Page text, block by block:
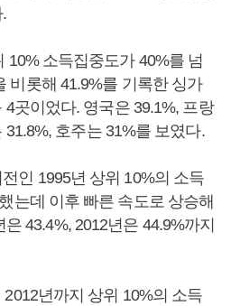
10% 소득집중도가 40%를 넘
비롯해 41.9%를 기록한 싱가
곳이었다. 영국은 39.1%, 프랑
호주는 31%를 보였다.
인 1995년 상위 10%의 소득
는데 이후 빠른 속도로 상승해
43.4%, 2012년은 44.9%까지
년까지 상위 10%의 소득